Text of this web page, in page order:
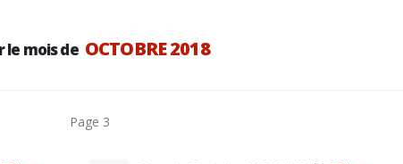
le mois de OCTOBRE 2018
Page 3